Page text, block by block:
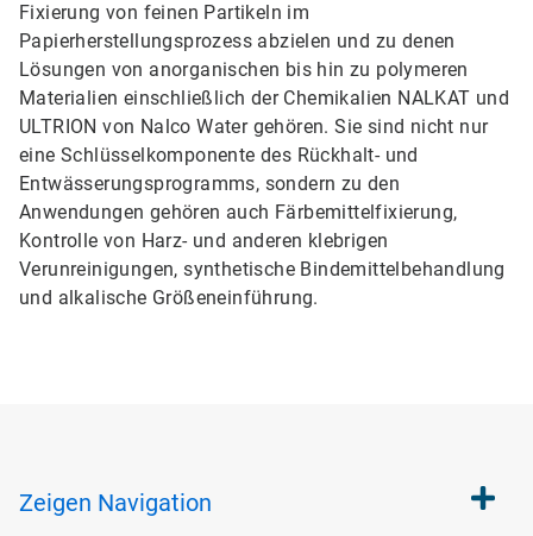
Fixierung von feinen Partikeln im
Papierherstellungsprozess abzielen und zu denen
Lösungen von anorganischen bis hin zu polymeren
Materialien einschließlich der Chemikalien NALKAT und
ULTRION von Nalco Water gehören. Sie sind nicht nur
eine Schlüsselkomponente des Rückhalt- und
Entwässerungsprogramms, sondern zu den
Anwendungen gehören auch Färbemittelfixierung,
Kontrolle von Harz- und anderen klebrigen
Verunreinigungen, synthetische Bindemittelbehandlung
und alkalische Größeneinführung.
Zeigen Navigation